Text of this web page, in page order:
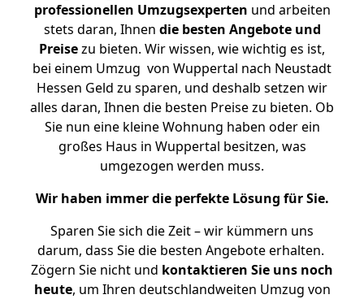
professionellen Umzugsexperten und arbeiten
stets daran, Ihnen die besten Angebote und
Preisezu bieten. Wir wissen, wie wichtig es ist,
bei einem Umzug von Wuppertal nach Neustadt
Hessen Geld zu sparen, und deshalb setzen wir
alles daran, Ihnen die besten Preise zu bieten. Ob
Sie nun eine kleine Wohnung haben oder ein
großes Haus in Wuppertal besitzen, was
umgezogen werden muss.
Wir haben immer die perfekte Lösung für Sie.
Sparen Sie sich die Zeit – wir kümmern uns
darum, dass Sie die besten Angebote erhalten.
Zögern Sie nicht und kontaktieren Sie uns noch
heute, um Ihren deutschlandweiten Umzug von